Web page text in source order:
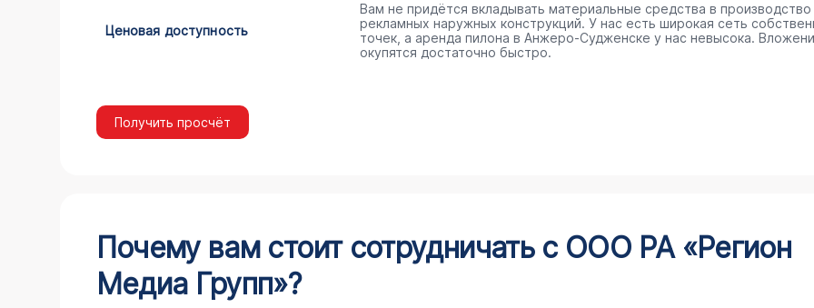
Ценовая доступность
Вам не придётся вкладывать материальные средства в производство
рекламных наружных конструкций. У нас есть широкая сеть
точек, а аренда пилона в Анжеро-Судженске у нас невысока.
окупятся достаточно быстро.
Получить просчёт
Почему вам стоит сотрудничать с ООО РА «Регион
Медиа Групп»?